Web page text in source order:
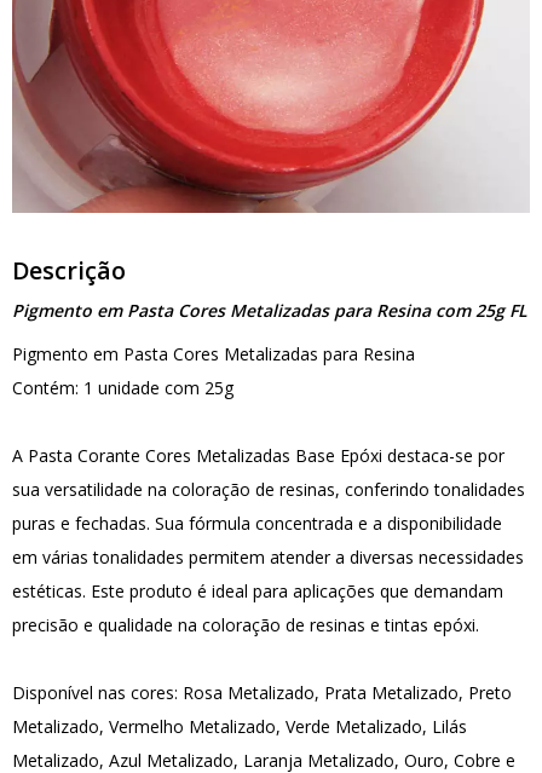
Descrição
Pigmento em Pasta Cores Metalizadas para Resina com 25g FL
Pigmento em Pasta Cores Metalizadas para Resina
Contém: 1 unidade com 25g
A Pasta Corante Cores Metalizadas Base Epóxi destaca-se por
sua versatilidade na coloração de resinas, conferindo tonalidades
puras e fechadas. Sua fórmula concentrada e a disponibilidade
em várias tonalidades permitem atender a diversas necessidades
estéticas. Este produto é ideal para aplicações que demandam
precisão e qualidade na coloração de resinas e tintas epóxi.
Disponível nas cores: Rosa Metalizado, Prata Metalizado, Preto
Metalizado, Vermelho Metalizado, Verde Metalizado, Lilás
Metalizado, Azul Metalizado, Laranja Metalizado, Ouro, Cobre e